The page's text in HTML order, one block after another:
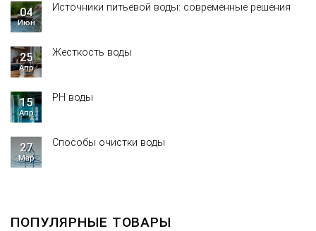
04
Июн
Источники питьевой воды: современные решения
25
Апр
Жесткость воды
15
Апр
PH воды
27
Мар
Способы очистки воды
ПОПУЛЯРНЫЕ ТОВАРЫ